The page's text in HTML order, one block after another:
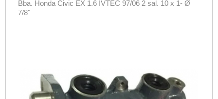
Bba. Honda Civic EX 1.6 IVTEC 97/06 2 sal. 10 x 1- Ø
7/8"